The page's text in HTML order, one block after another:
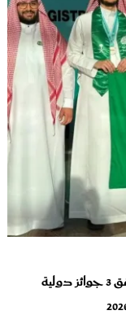
المنتخب السعودي للذكاء الاصطناعي يحقق 3 جوائز دولية